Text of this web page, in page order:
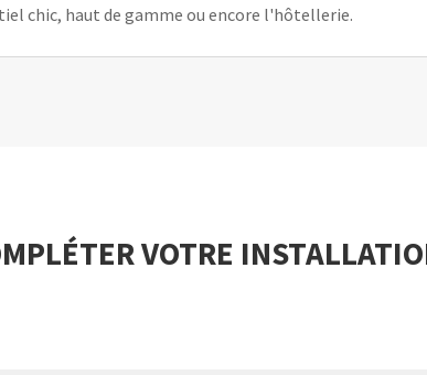
chic, haut de gamme ou encore l'hôtellerie.
VOTRE